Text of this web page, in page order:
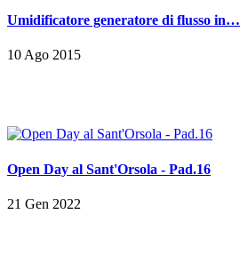
Umidificatore generatore di flusso in…
10 Ago 2015
Open Day al Sant'Orsola - Pad.16
21 Gen 2022